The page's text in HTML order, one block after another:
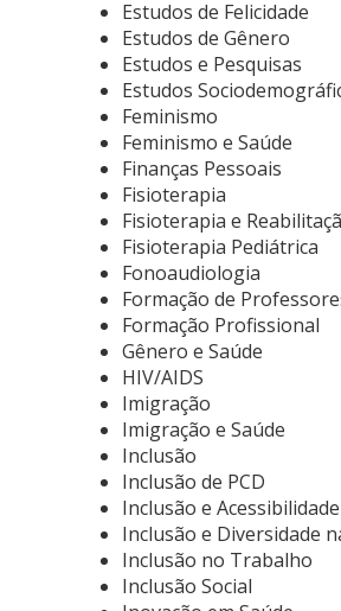
Estudos de Felicidade
Estudos de Gênero
Estudos e Pesquisas
Estudos
Feminismo
Feminismo e Saúde
Finanças Pessoais
Fisioterapia
Fisioterapia e
Fisioterapia Pediátrica
Fonoaudiologia
Formação de
Formação Profissional
Gênero e Saúde
HIV/AIDS
Imigração
Imigração e Saúde
Inclusão
Inclusão de PCD
Inclusão e Acessibilidade
Inclusão e Diversidade
Inclusão no Trabalho
Inclusão Social